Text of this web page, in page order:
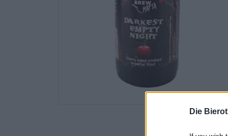
Die